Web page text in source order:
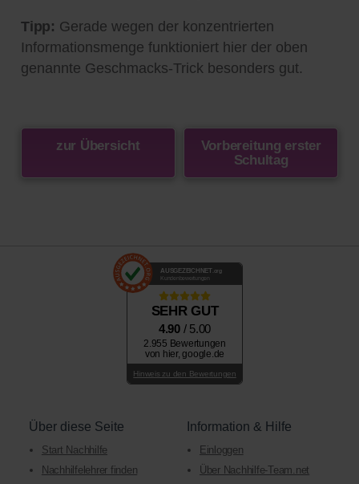
Tipp: Gerade wegen der konzentrierten
Informationsmenge funktioniert hier der oben
genannte Geschmacks-Trick besonders gut.
Vorbereitung erster
Schultag
zur Übersicht
AUSGEZEICHNET .org
Kundenbewertungen
SEHR GUT
4.90 / 5.00
2.955 Bewertungen
von hier, google.de
Hinweis zu den Bewertungen
Über diese Seite
Start Nachhilfe
Nachhilfelehrer finden
Information & Hilfe
Einloggen
Über Nachhilfe-Team.net